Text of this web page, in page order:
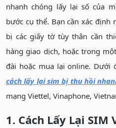
nhanh chóng lấy lại số của
bước cụ thể. Bạn cần xác định
bị các giấy tờ tùy thân cần
hàng giao dịch, hoặc trong
đài hoặc mua lại online. Dưới
cách lấy lại sim bị thu hồi
mạng Viettel, Vinaphone,
1. Cách Lấy Lại